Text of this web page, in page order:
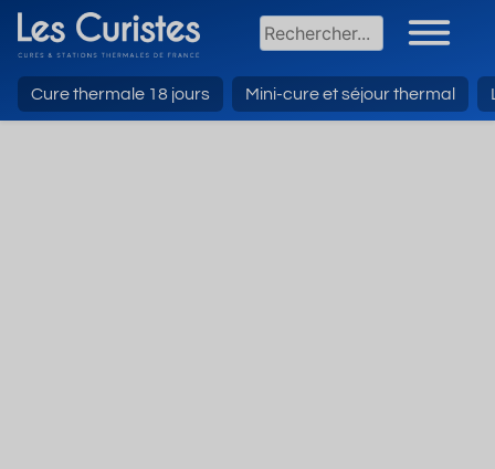
Cure thermale 18 jours Mini-cure et séjour thermal